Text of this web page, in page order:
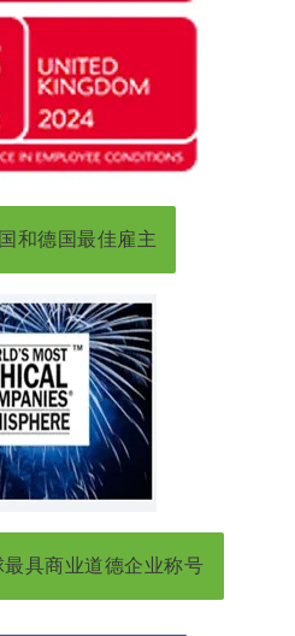
和德国最佳雇主
具商业道德企业称号